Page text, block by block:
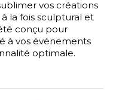
vos créations
la fois sculptural et
conçu pour
à vos événements
optimale.